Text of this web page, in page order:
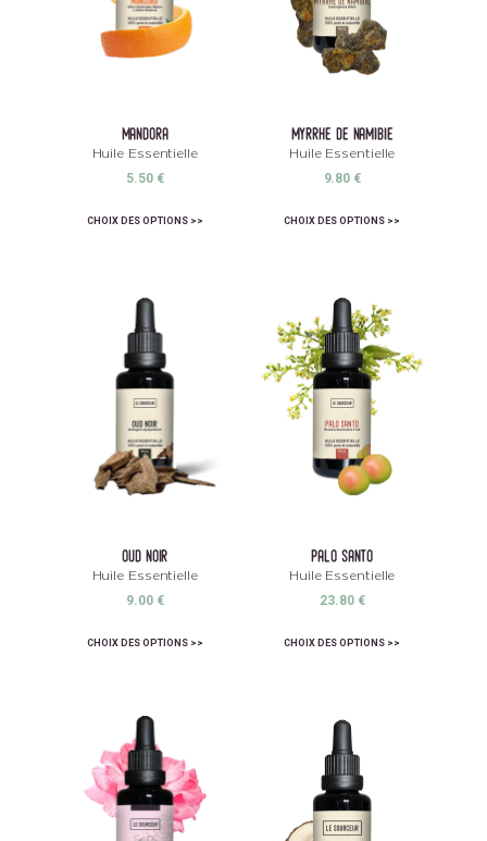
mandora
Huile Essentielle
5.50 €
CHOIX DES OPTIONS
myrrhe de namibie
Huile Essentielle
9.80 €
CHOIX DES OPTIONS
oud noir
Huile Essentielle
9.00 €
CHOIX DES OPTIONS
palo santo
Huile Essentielle
23.80 €
CHOIX DES OPTIONS